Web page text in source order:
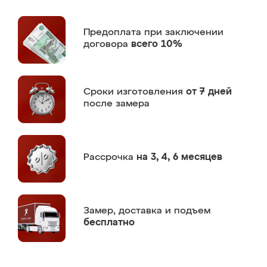
Предоплата при заключении
договора всего 10%
Сроки изготовления от 7 дней
после замера
Рассрочка на 3, 4, 6 месяцев
Замер, доставка и подъем
бесплатно